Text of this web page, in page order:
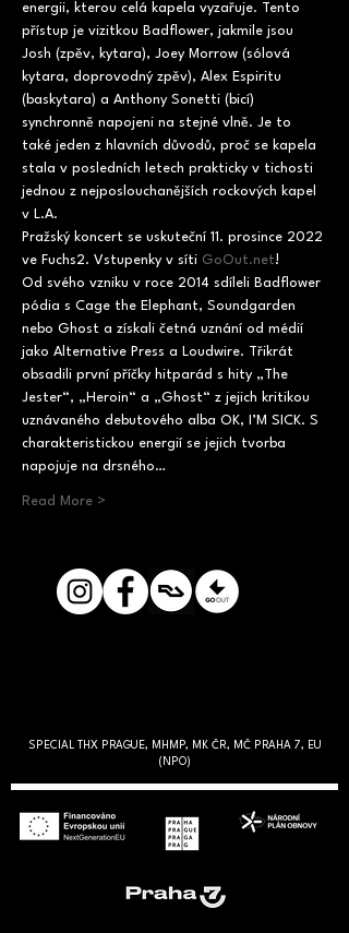
energii, kterou celá kapela vyzařuje. Tento
přístup je vizitkou Badflower, jakmile jsou
Josh (zpěv, kytara), Joey Morrow (sólová
kytara, doprovodný zpěv), Alex Espiritu
(baskytara) a Anthony Sonetti (bicí)
synchronně napojeni na stejné vlně. Je to
také jeden z hlavních důvodů, proč se kapela
stala v posledních letech prakticky v tichosti
jednou z nejposlouchanějších rockových kapel
v L.A.
Pražský koncert se uskuteční 11. prosince 2022
ve Fuchs2. Vstupenky v síti GoOut.net!
Od svého vzniku v roce 2014 sdíleli Badflower
pódia s Cage the Elephant, Soundgarden
nebo Ghost a získali četná uznání od médií
jako Alternative Press a Loudwire. Třikrát
obsadili první příčky hitparád s hity „The
Jester“, „Heroin“ a „Ghost“ z jejich kritikou
uznávaného debutového alba OK, I’M SICK. S
charakteristickou energií se jejich tvorba
napojuje na drsného…
Read More >
SPECIAL THX PRAGUE, MHMP, MK ČR, MČ PRAHA 7, EU
(NPO)